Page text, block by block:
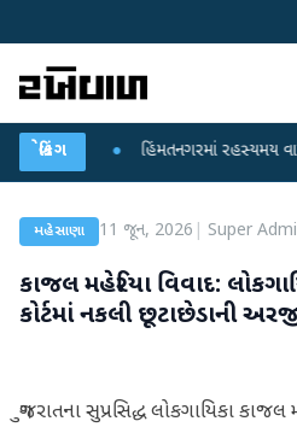
બ્રેકિંગ
● હિંમતનગરમાં રહસ્યમય વાયરસ કે
મહેસાણા 11 જૂન, 2026 Super
કાજલ મહેરિયા વિવાદ:
કોર્ટમાં નકલી છૂટાછેડાની
ગુજરાતના સુપ્રસિદ્ધ લોકગાયિકા